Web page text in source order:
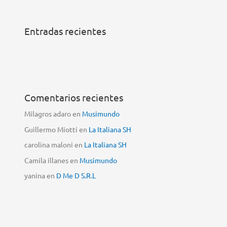
Entradas recientes
Comentarios recientes
Milagros adaroen Musimundo
Guillermo Miotti en La Italiana SH
carolina maloni en La Italiana SH
Camila illanesen Musimundo
yaninaen D Me D S.R.L